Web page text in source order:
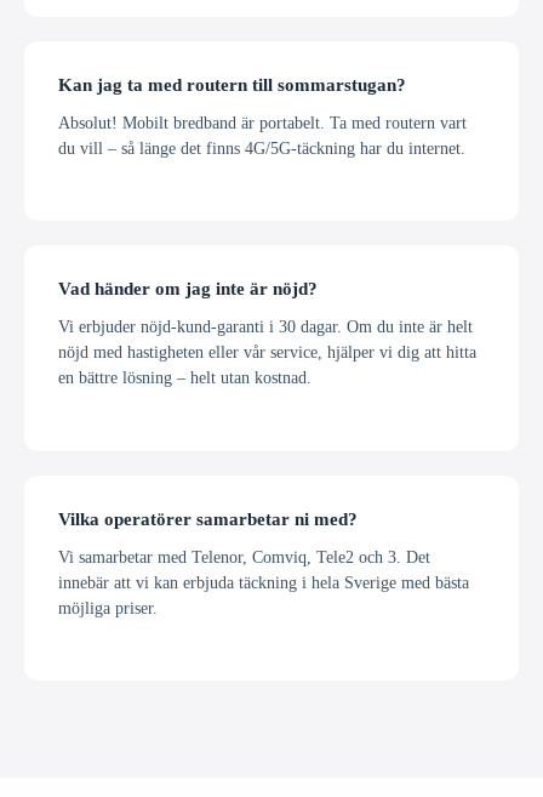
Kan jag ta med routern till sommarstugan?
Absolut! Mobilt bredband är portabelt. Ta med routern vart
du vill – så länge det finns 4G/5G-täckning har du internet.
Vad händer om jag inte är nöjd?
Vi erbjuder nöjd-kund-garanti i 30 dagar. Om du inte är helt
nöjd med hastigheten eller vår service, hjälper vi dig att hitta
en bättre lösning – helt utan kostnad.
Vilka operatörer samarbetar ni med?
Vi samarbetar med Telenor, Comviq, Tele2 och 3. Det
innebär att vi kan erbjuda täckning i hela Sverige med bästa
möjliga priser.